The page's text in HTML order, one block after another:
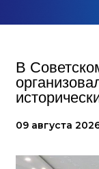
В
09 августа